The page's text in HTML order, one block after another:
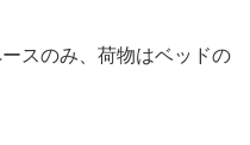
スのみ、荷物はベッドの